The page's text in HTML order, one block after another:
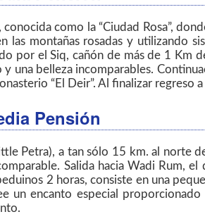
como la “Ciudad Rosa”,
montañas rosadas y utilizando
por el Siq, cañón de más de 1 Km
una belleza incomparables.
“El Deir”. Al finalizar regreso
Pensión
Petra), a tan sólo 15 km. al norte
Salida hacia Wadi Rum,
2 horas, consiste en una
un encanto especial